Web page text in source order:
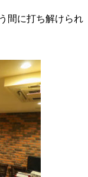
間に打ち解けられ